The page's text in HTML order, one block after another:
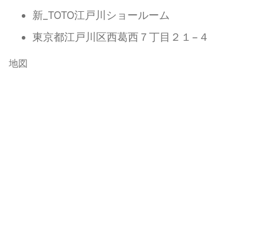
新_TOTO江戸川ショールーム
東京都江戸川区西葛西７丁目２１−４
地図